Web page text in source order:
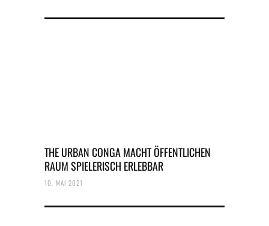
THE URBAN CONGA MACHT ÖFFENTLICHEN
RAUM SPIELERISCH ERLEBBAR
10. MAI 2021